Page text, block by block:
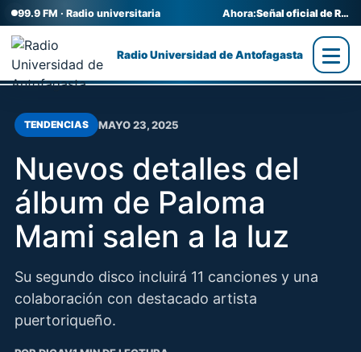
99.9 FM · Radio universitaria Ahora: Señal oficial de Radio UA
Radio Universidad de Antofagasta
TENDENCIAS MAYO 23, 2025
Nuevos detalles del
álbum de Paloma
Mami salen a la luz
Su segundo disco incluirá 11 canciones y una
colaboración con destacado artista
puertoriqueño.